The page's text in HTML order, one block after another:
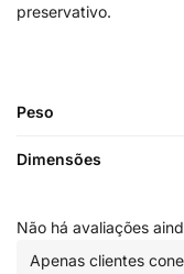
preservativo.
Peso
Dimensões
Não há avaliações
Apenas clientes